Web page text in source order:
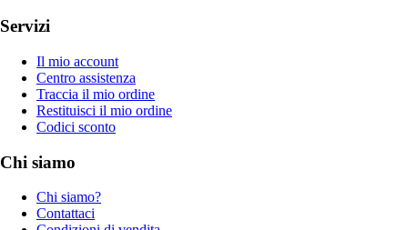
Servizi
Il mio account
Centro assistenza
Traccia il mio ordine
Restituisci il mio ordine
Codici sconto
Chi siamo
Chi siamo?
Contattaci